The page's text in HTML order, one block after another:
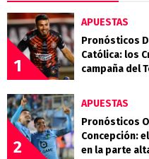
1
APUESTAS
Pronósticos
Católica: los
campaña del
2
APUESTAS
Pronósticos
Concepción:
en la parte